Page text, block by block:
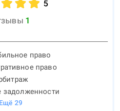
5
1
право
право
задолженности
Ещё 29